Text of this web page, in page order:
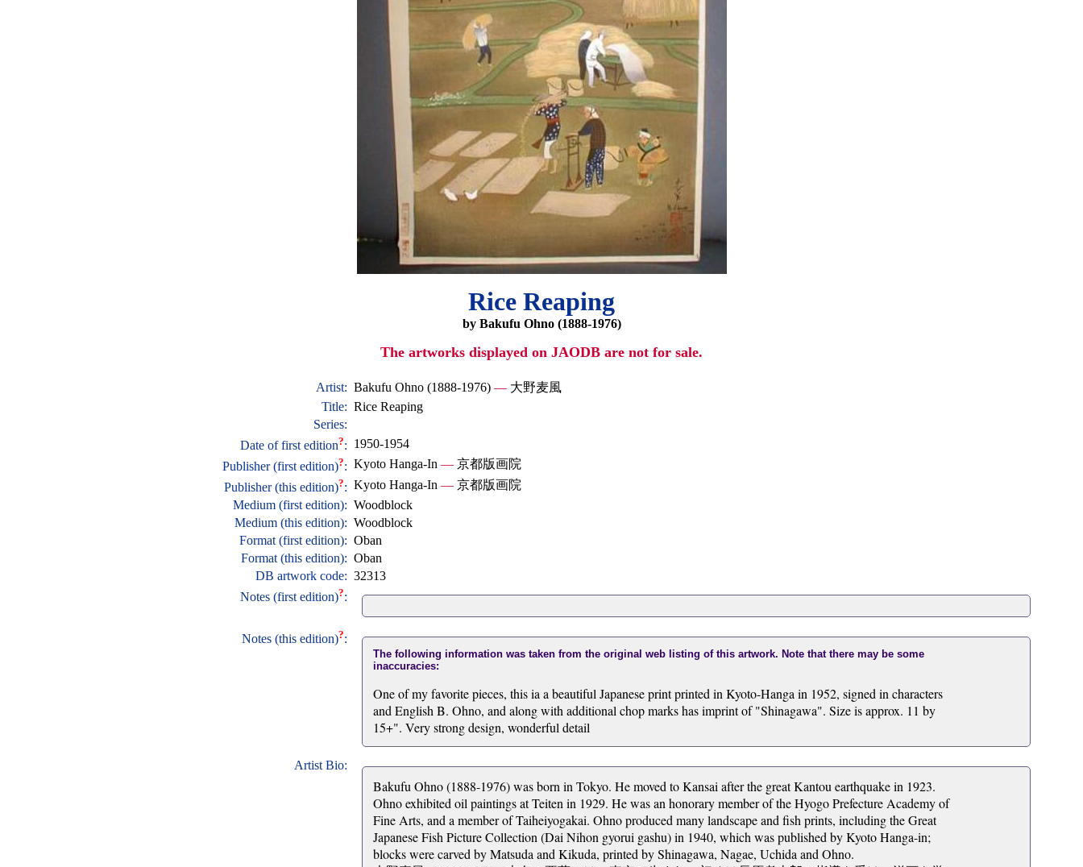
Rice Reaping
by Bakufu Ohno (1888-1976)
The artworks displayed on JAODB are not for sale.
Artist: Bakufu Ohno (1888-1976) —大野麦風
Title: Rice Reaping
Series:
Date of first edition?: 1950-1954
Publisher (first edition)?: Kyoto Hanga-In —京都版画院
Publisher (this edition)?: Kyoto Hanga-In —京都版画院
Medium (first edition): Woodblock
Medium (this edition): Woodblock
Format (first edition): Oban
Format (this edition): Oban
DB artwork code: 32313
Notes (first edition)?:
Notes (this edition)?:
The following information was taken from the original web listing of this artwork. Note that there may be some
inaccuracies:
One of my favorite pieces, this ia a beautiful Japanese print printed in Kyoto-Hanga in 1952, signed in characters
and English B. Ohno, and along with additional chop marks has imprint of "Shinagawa". Size is approx. 11 by
15+". Very strong design, wonderful detail
Artist Bio:
Bakufu Ohno (1888-1976) was born in Tokyo. He moved to Kansai after the great Kantou earthquake in 1923.
Ohno exhibited oil paintings at Teiten in 1929. He was an honorary member of the Hyogo Prefecture Academy of
Fine Arts, and a member of Taiheiyogakai. Ohno produced many landscape and fish prints, including the Great
Japanese Fish Picture Collection (Dai Nihon gyorui gashu) in 1940, which was published by Kyoto Hanga-in;
blocks were carved by Matsuda and Kikuda, printed by Shinagawa, Nagae, Uchida and Ohno.